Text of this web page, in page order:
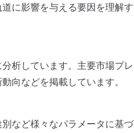
に影響を与える要因を理解す
析しています。主要市場プレ
向などを掲載しています。
など様々なパラメータに基づ